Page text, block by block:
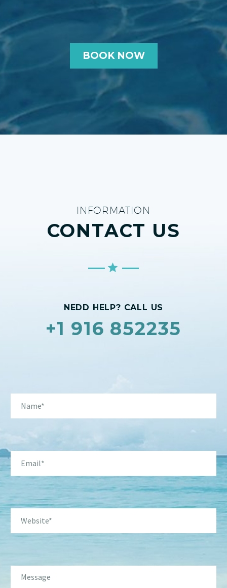
BOOK NOW
INFORMATION
CONTACT US
NEDD HELP? CALL US
+1 916 852235